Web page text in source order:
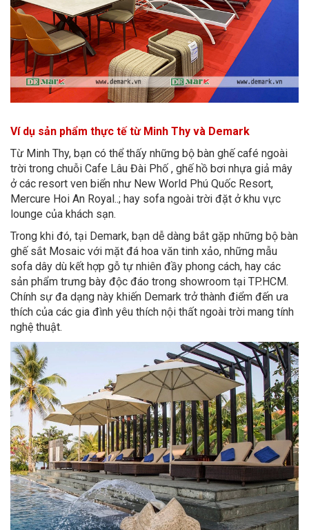
Ví dụ sản phẩm thực tế từ Minh Thy và Demark
Từ Minh Thy, bạn có thể thấy những bộ bàn ghế café ngoài
trời trong chuỗi Cafe Lâu Đài Phố , ghế hồ bơi nhựa giả mây
ở các resort ven biển như New World Phú Quốc Resort,
Mercure Hoi An Royal..; hay sofa ngoài trời đặt ở khu vực
lounge của khách sạn.
Trong khi đó, tại Demark, bạn dễ dàng bắt gặp những bộ bàn
ghế sắt Mosaic với mặt đá hoa văn tinh xảo, những mẫu
sofa dây dù kết hợp gỗ tự nhiên đầy phong cách, hay các
sản phẩm trưng bày độc đáo trong showroom tại TP.HCM.
Chính sự đa dạng này khiến Demark trở thành điểm đến ưa
thích của các gia đình yêu thích nội thất ngoài trời mang tính
nghệ thuật.